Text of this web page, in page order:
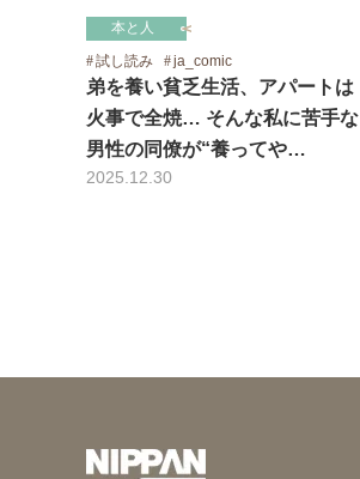
本と人
試し読み
ja_comic
弟を養い貧乏生活、アパートは
火事で全焼… そんな私に苦手な
男性の同僚が“養ってや…
2025.12.30